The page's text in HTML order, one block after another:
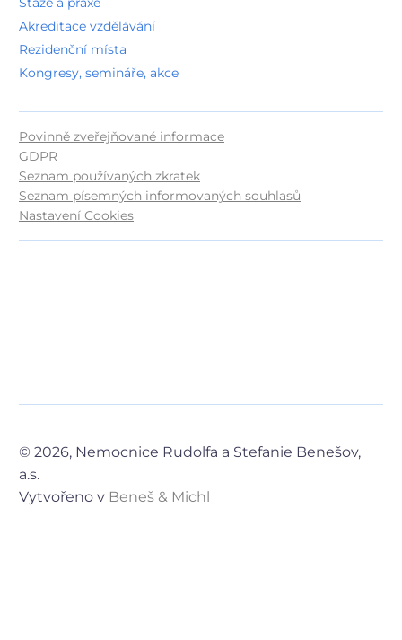
Akreditace vzdělávání
Rezidenční místa
Kongresy, semináře, akce
Povinně zveřejňované informace
GDPR
Seznam používaných zkratek
Seznam písemných informovaných souhlasů
Nastavení Cookies
© 2026, Nemocnice Rudolfa a Stefanie Benešov,
a.s.
Vytvořeno v Beneš & Michl